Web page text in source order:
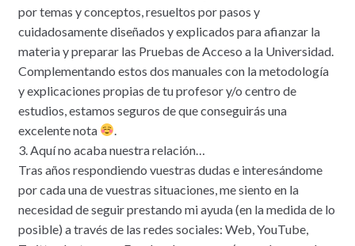
por temas y conceptos, resueltos por pasos y
cuidadosamente diseñados y explicados para afianzar la
materia y preparar las Pruebas de Acceso a la Universidad.
Complementando estos dos manuales con la metodología
y explicaciones propias de tu profesor y/o centro de
estudios, estamos seguros de que conseguirás una
excelente nota
3. Aquí no acaba nuestra relación…
Tras años respondiendo vuestras dudas e interesándome
por cada una de vuestras situaciones, me siento en la
necesidad de seguir prestando mi ayuda (en la medida de lo
posible) a través de las redes sociales: Web, YouTube,